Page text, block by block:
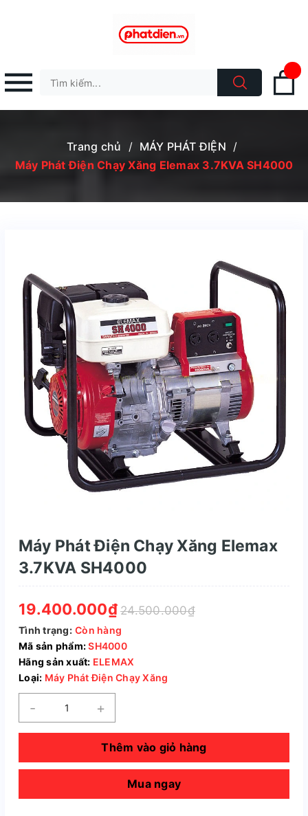
Trang chủ / MÁY PHÁT ĐIỆN /
Máy Phát Điện Chạy Xăng Elemax 3.7KVA SH4000
Máy Phát Điện Chạy Xăng Elemax
3.7KVA SH4000
19.400.000₫ 24.500.000₫
Tình trạng: Còn hàng
Mã sản phẩm:SH4000
Hãng sản xuất: ELEMAX
Loại: Máy Phát Điện Chạy Xăng
- +
Thêm vào giỏ hàng
Mua ngay